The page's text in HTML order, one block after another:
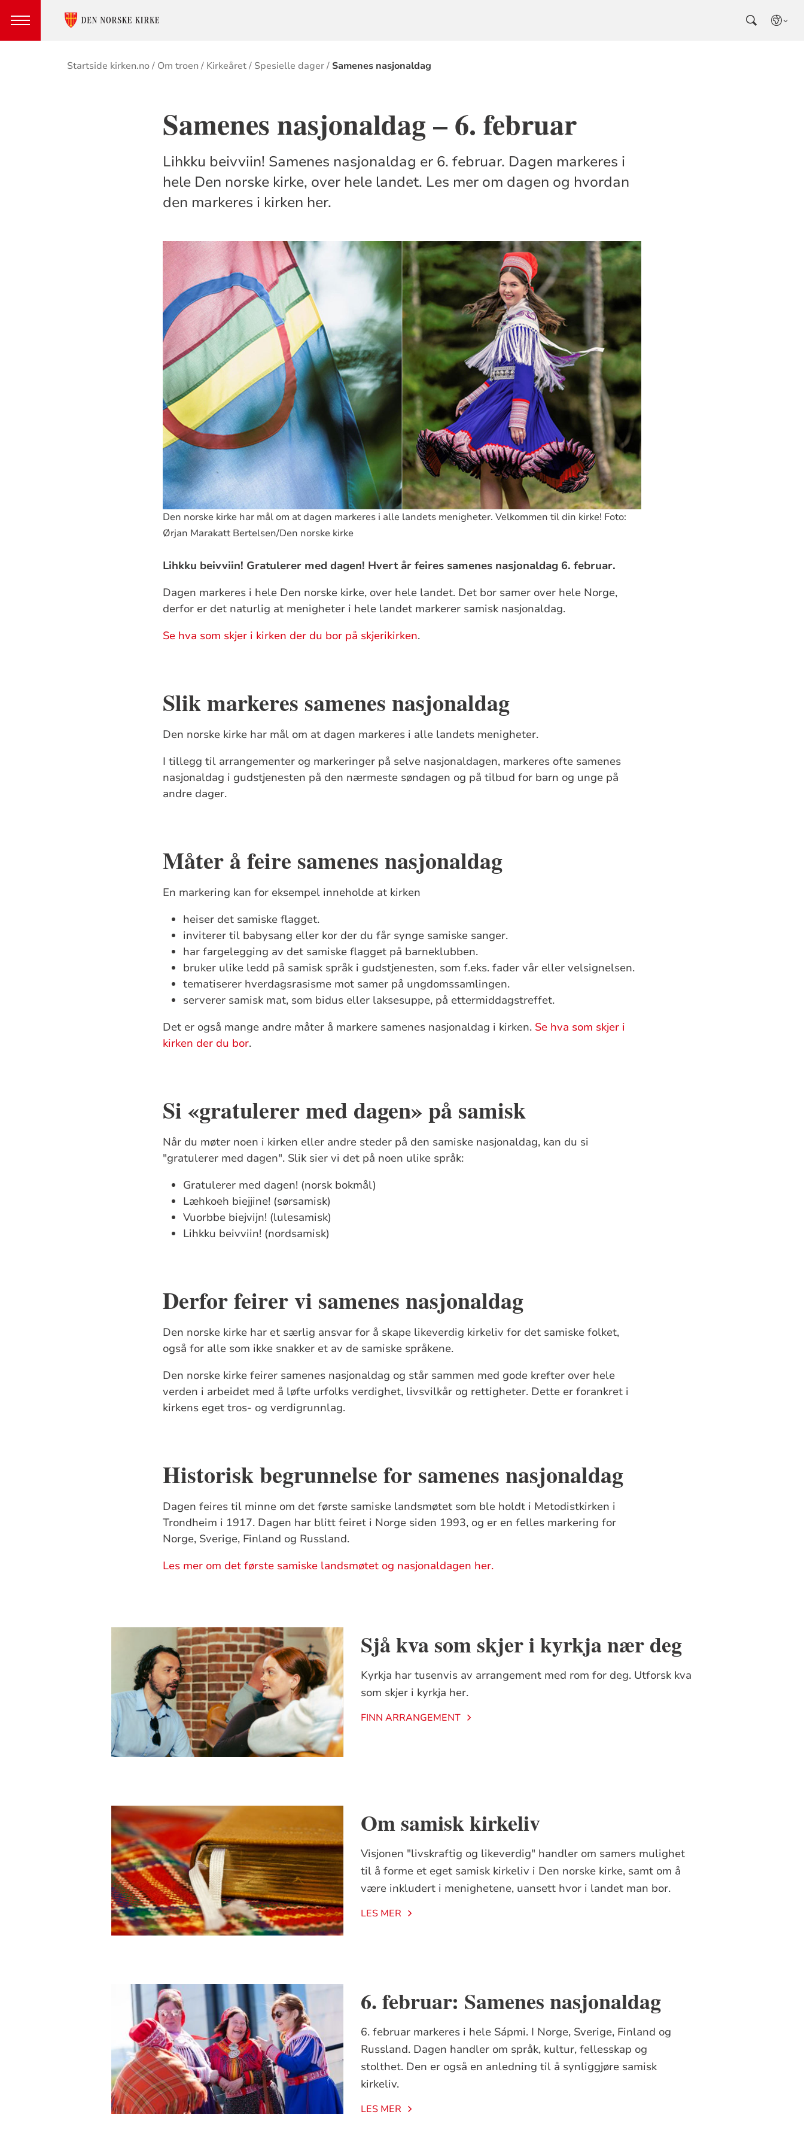
Brødsmulesti
Startside kirken.no Om troen Kirkeåret Spesielle dager Samenes nasjonaldag
Samenes nasjonaldag – 6. februar
Lihkku beivviin! Samenes nasjonaldag er 6. februar. Dagen markeres i
hele Den norske kirke, over hele landet. Les mer om dagen og hvordan
den markeres i kirken her.
Den norske kirke har mål om at dagen markeres i alle landets menigheter. Velkommen til din kirke! Foto:
Ørjan Marakatt Bertelsen/Den norske kirke
Lihkku beivviin! Gratulerer med dagen! Hvert år feires samenes nasjonaldag 6. februar.
Dagen markeres i hele Den norske kirke, over hele landet. Det bor samer over hele Norge,
derfor er det naturlig at menigheter i hele landet markerer samisk nasjonaldag.
Se hva som skjer i kirken der du bor på skjerikirken.
Slik markeres samenes nasjonaldag
Den norske kirke har mål om at dagen markeres i alle landets menigheter.
I tillegg til arrangementer og markeringer på selve nasjonaldagen, markeres ofte samenes
nasjonaldag i gudstjenesten på den nærmeste søndagen og på tilbud for barn og unge på
andre dager.
Måter å feire samenes nasjonaldag
En markering kan for eksempel inneholde at kirken
heiser det samiske flagget.
inviterer til babysang eller kor der du får synge samiske sanger.
har fargelegging av det samiske flagget på barneklubben.
bruker ulike ledd på samisk språk i gudstjenesten, som f.eks. fader vår eller velsignelsen.
tematiserer hverdagsrasisme mot samer på ungdomssamlingen.
serverer samisk mat, som bidus eller laksesuppe, på ettermiddagstreffet.
Det er også mange andre måter å markere samenes nasjonaldag i kirken. Se hva som skjer i
kirken der du bor.
Si «gratulerer med dagen» på samisk
Når du møter noen i kirken eller andre steder på den samiske nasjonaldag, kan du si
"gratulerer med dagen". Slik sier vi det på noen ulike språk:
Gratulerer med dagen! (norsk bokmål)
Læhkoeh biejjine! (sørsamisk)
Vuorbbe biejvijn! (lulesamisk)
Lihkku beivviin! (nordsamisk)
Derfor feirer vi samenes nasjonaldag
Den norske kirke har et særlig ansvar for å skape likeverdig kirkeliv for det samiske folket,
også for alle som ikke snakker et av de samiske språkene.
Den norske kirke feirer samenes nasjonaldag og står sammen med gode krefter over hele
verden i arbeidet med å løfte urfolks verdighet, livsvilkår og rettigheter. Dette er forankret i
kirkens eget tros- og verdigrunnlag.
Historisk begrunnelse for samenes nasjonaldag
Dagen feires til minne om det første samiske landsmøtet som ble holdt i Metodistkirken i
Trondheim i 1917. Dagen har blitt feiret i Norge siden 1993, og er en felles markering for
Norge, Sverige, Finland og Russland.
Les mer om det første samiske landsmøtet og nasjonaldagen her.
Sjå kva som skjer i kyrkja nær deg
Kyrkja har tusenvis av arrangement med rom for deg. Utforsk kva
som skjer i kyrkja her.
FINN ARRANGEMENT
Om samisk kirkeliv
Visjonen "livskraftig og likeverdig" handler om samers mulighet
til å forme et eget samisk kirkeliv i Den norske kirke, samt om å
være inkludert i menighetene, uansett hvor i landet man bor.
LES MER
6. februar: Samenes nasjonaldag
6. februar markeres i hele Sápmi. I Norge, Sverige, Finland og
Russland. Dagen handler om språk, kultur, fellesskap og
stolthet. Den er også en anledning til å synliggjøre samisk
kirkeliv.
LES MER